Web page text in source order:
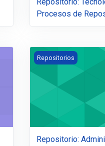
Procesos de
Repositorio:
Repositorios
Repositorio: